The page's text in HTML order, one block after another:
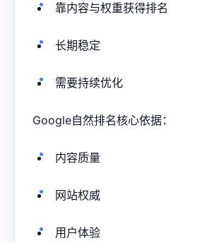
靠内容与权重获得排名
长期稳定
需要持续优化
Google自然排名核心依据：
内容质量
网站权威
用户体验